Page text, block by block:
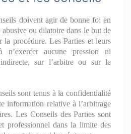
doivent agir de bonne foi en
ou dilatoire dans le but de
la procédure. Les Parties et leurs
n’exercer aucune pression ni
sur l’arbitre ou sur le
sont tenus à la confidentialité
information relative à l’arbitrage
Les Conseils des Parties sont
professionnel dans la limite des